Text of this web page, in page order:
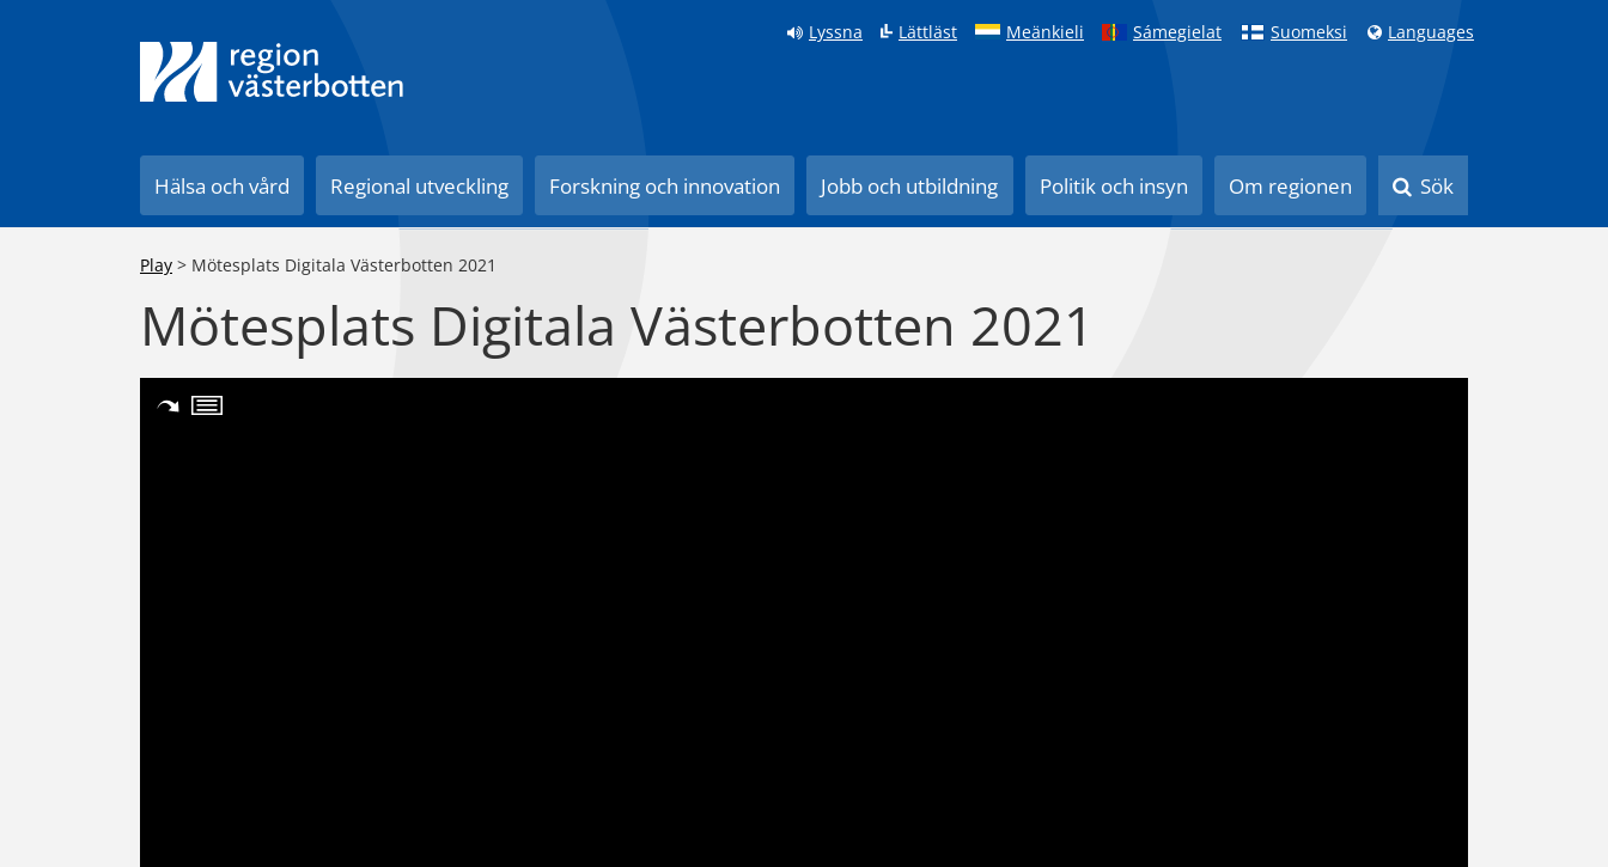
Lyssna Lättläst Meänkieli Sámegielat Suomeksi Languages
Hälsa och vård Regional utveckling Forskning och innovation Jobb och utbildning Politik och insyn Om regionen Sök
Play > Mötesplats Digitala Västerbotten 2021
Mötesplats Digitala Västerbotten 2021